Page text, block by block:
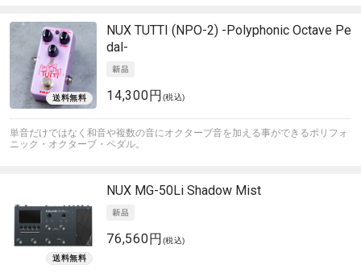
NUX TUTTI (NPO-2) -Polyphonic Octave Pe
dal-
14,300円 (税込)
単音だけではなく和音や複数の音にオクターブ音を加える事ができるポリフォ
ニック・オクターブ・ペダル。
NUX MG-50Li Shadow Mist
76,560円 (税込)